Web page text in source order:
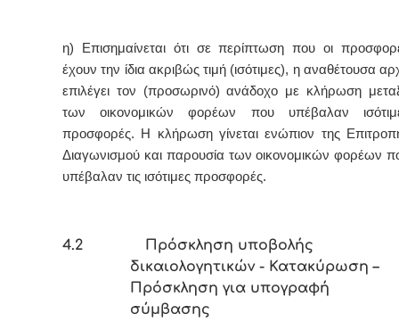
η) Επισημαίνεται ότι σε περίπτωση που οι
έχουν την ίδια ακριβώς τιμή (ισότιμες), η αναθέτουσα
επιλέγει τον (προσωρινό) ανάδοχο με κλήρωση
των οικονομικών φορέων που υπέβαλαν
προσφορές. Η κλήρωση γίνεται ενώπιον της
Διαγωνισμού και παρουσία των οικονομικών φορέων
υπέβαλαν τις ισότιμες προσφορές.
4.2 Πρόσκληση υποβολής
δικαιολογητικών - Κατακύρωση –
Πρόσκληση για υπογραφή
σύμβασης